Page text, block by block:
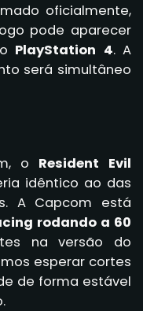
oficialmente,
pode aparecer
PlayStation 4. A
será simultâneo
o Resident Evil
idêntico ao das
A Capcom está
rodando a 60
na versão do
esperar cortes
de forma estável